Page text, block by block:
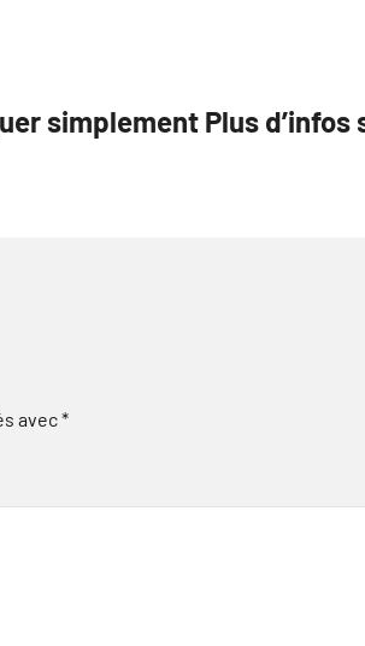
simplement Plus d’infos
avec*